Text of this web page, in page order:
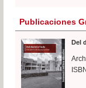
Publicaciones
Del